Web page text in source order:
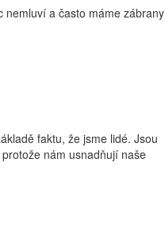
nemluví a často máme zábrany
fak­tu, že jsme lidé. Jsou
nám usnadňují naše